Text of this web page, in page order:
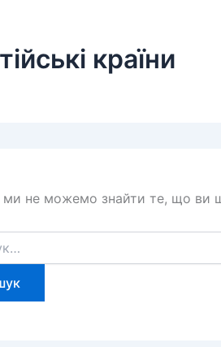
країни
не можемо знайти те, що ви